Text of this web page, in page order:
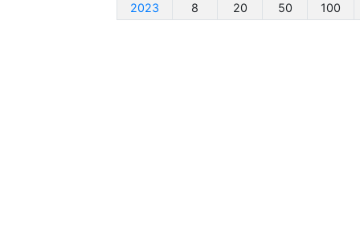
2023
8 20 50 100